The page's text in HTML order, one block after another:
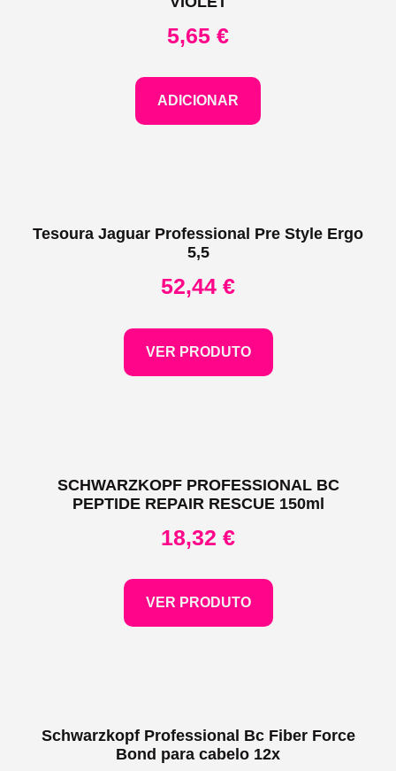
5,65 €
ADICIONAR
Tesoura Jaguar Professional Pre Style Ergo
5,5
52,44 €
VER PRODUTO
SCHWARZKOPF PROFESSIONAL BC
PEPTIDE REPAIR RESCUE 150ml
18,32 €
VER PRODUTO
Schwarzkopf Professional Bc Fiber Force
Bond para cabelo 12x